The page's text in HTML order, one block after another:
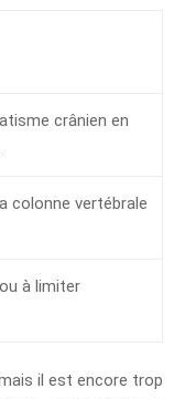
crânien en
colonne vertébrale
à limiter
il est encore trop